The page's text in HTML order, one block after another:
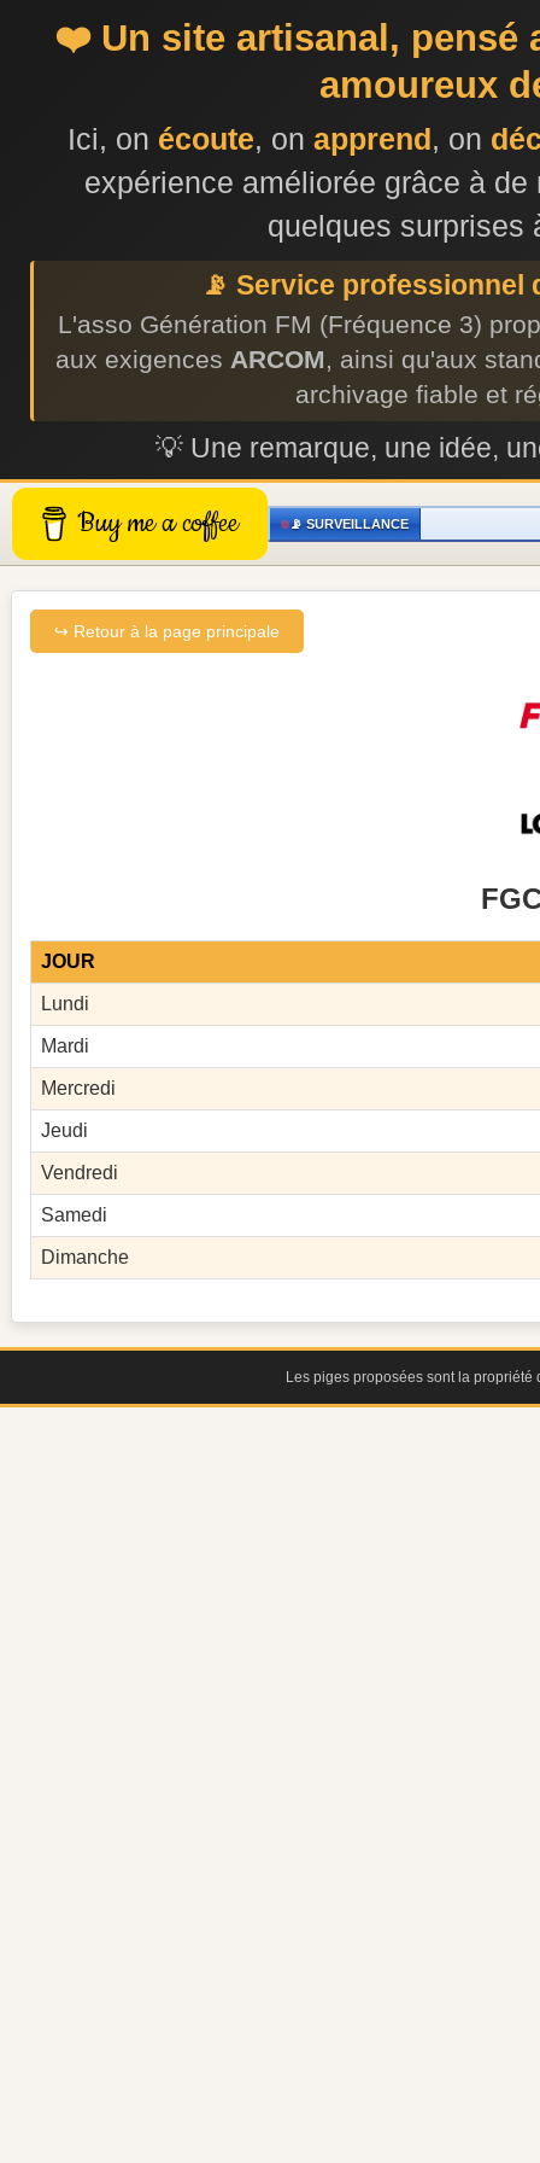
❤️ Un site artisanal, pensé
amoureux
Ici, on écoute, on apprend , on
expérience améliorée grâce à
quelques surprises
📡 Service professionnel
L'asso Génération FM (Fréquence 3)
aux exigences ARCOM, ainsi qu'aux
archivage fiable et
💡 Une remarque, une idée,
Buy me a coffee 📡 SURVEILLANCE
↪ Retour à la page principale
JOUR
Lundi
Mardi
Mercredi
Jeudi
Vendredi
Samedi
Dimanche
Les piges proposées sont la